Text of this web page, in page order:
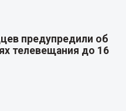
предупредили об
телевещания до 16